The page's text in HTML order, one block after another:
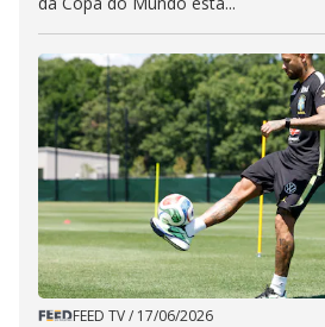
FEED TV/ 17/06/2026